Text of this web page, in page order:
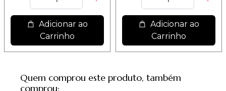
Adicionar ao
Carrinho
Adicionar ao
Carrinho
Quem comprou este produto, também
comprou: